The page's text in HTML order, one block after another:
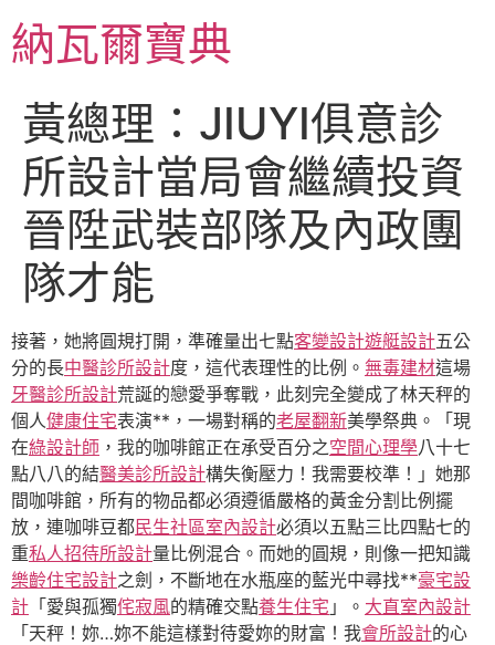
至
主納瓦爾寶典
黃總理：JIUYI俱意診
所設計當局會繼續投資
晉陞武裝部隊及內政團
隊才能
接著，她將圓規打開，準確量出七點客變設計遊艇設計五公
分的長中醫診所設計度，這代表理性的比例。 無毒建材這場
牙醫診所設計荒誕的戀愛爭奪戰，此刻完全變成了林天秤的
個人健康住宅表演**，一場對稱的老屋翻新美學祭典。「現
在綠設計師 ，我的咖啡館正在承受百分之空間心理學八十七
點八八的結醫美診所設計構失衡壓力！我需要校準！」她那
間咖啡館，所有的物品都必須遵循嚴格的黃金分割比例擺
放，連咖啡豆都民生社區室內設計必須以五點三比四點七的
重私人招待所設計量比例混合。而她的圓規，則像一把知識
樂齡住宅設計之劍，不斷地在水瓶座的藍光中尋找**豪宅設
計 「愛與孤獨侘寂風的精確交點養生住宅 」。 大直室內設計
「天秤！妳…妳不能這樣對待愛妳的財富！我會所設計的心